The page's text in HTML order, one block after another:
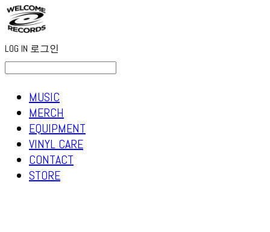
LOG IN 로그인
MUSIC
MERCH
EQUIPMENT
VINYL CARE
CONTACT
STORE